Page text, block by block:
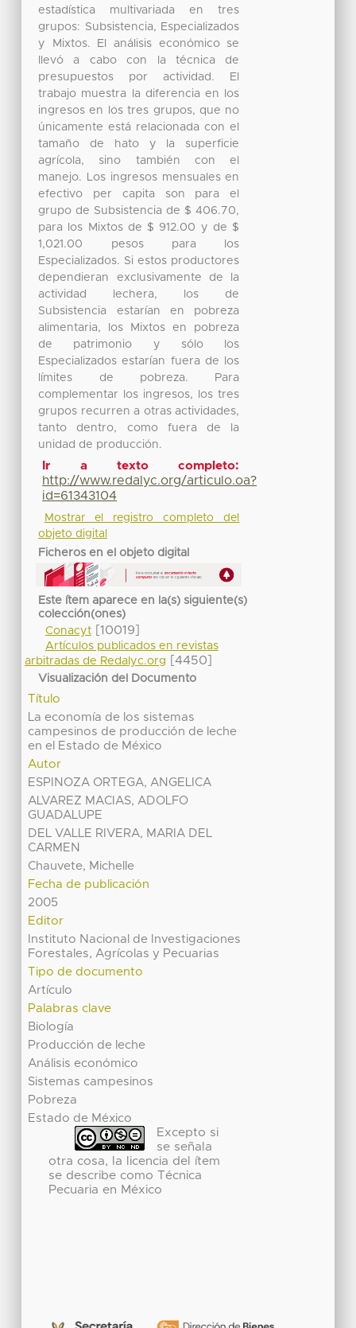
estadística multivariada en tres
grupos: Subsistencia, Especializados
y Mixtos. El análisis económico se
llevó a cabo con la técnica de
presupuestos por actividad. El
trabajo muestra la diferencia en los
ingresos en los tres grupos, que no
únicamente está relacionada con el
tamaño de hato y la superficie
agrícola, sino también con el
manejo. Los ingresos mensuales en
efectivo per capita son para el
grupo de Subsistencia de $ 406.70,
para los Mixtos de $ 912.00 y de $
1,021.00 pesos para los
Especializados. Si estos productores
dependieran exclusivamente de la
actividad lechera, los de
Subsistencia estarían en pobreza
alimentaria, los Mixtos en pobreza
de patrimonio y sólo los
Especializados estarían fuera de los
límites de pobreza. Para
complementar los ingresos, los tres
grupos recurren a otras actividades,
tanto dentro, como fuera de la
unidad de producción.
Ir a texto completo:
http://www.redalyc.org/articulo.oa?
id=61343104
Mostrar el registro completo del
objeto digital
Ficheros en el objeto digital
Este ítem aparece en la(s) siguiente(s)
colección(ones)
Conacyt[10019]
Artículos publicados en revistas
arbitradas de Redalyc.org
[4450]
Visualización del Documento
Título
La economía de los sistemas
campesinos de producción de leche
en el Estado de México
Autor
ESPINOZA ORTEGA, ANGELICA
ALVAREZ MACIAS, ADOLFO
GUADALUPE
DEL VALLE RIVERA, MARIA DEL
CARMEN
Chauvete, Michelle
Fecha de publicación
2005
Editor
Instituto Nacional de Investigaciones
Forestales, Agrícolas y Pecuarias
Tipo de documento
Artículo
Palabras clave
Biología
Producción de leche
Análisis económico
Sistemas campesinos
Pobreza
Estado de México
Excepto si
se señala
otra cosa, la licencia del ítem
se describe como Técnica
Pecuaria en México